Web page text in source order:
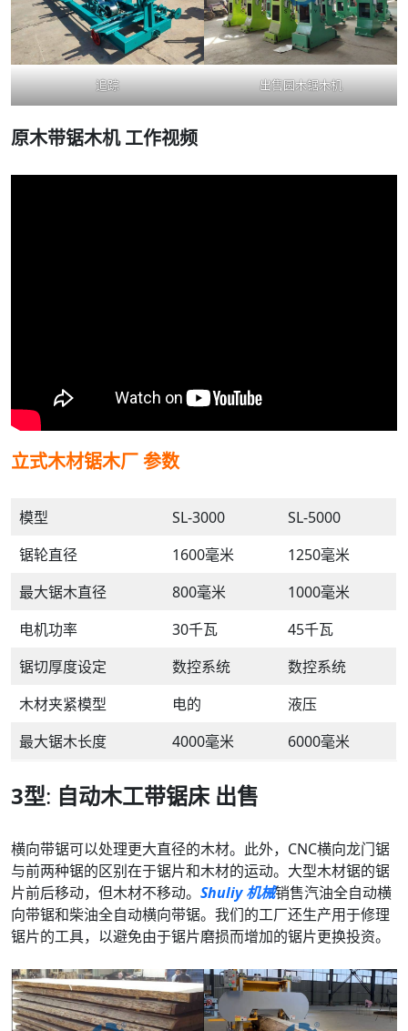
追踪 出售圆木锯木机
原木带锯木机 工作视频
立式木材锯木厂参数
模型 SL-3000
SL-5000
锯轮直径
1600毫米
1250毫米
最大锯木直径
800毫米
1000毫米
电机功率
30千瓦
45千瓦
锯切厚度设定
数控系统
数控系统
木材夹紧模型
电的
液压
最大锯木长度
4000毫米 6000毫米
3型: 自动木工带锯床 出售
横向带锯可以处理更大直径的木材。此外，CNC横向龙门锯
与前两种锯的区别在于锯片和木材的运动。大型木材锯的锯
片前后移动，但木材不移动。 Shuliy 机械销售汽油全自动横
向带锯和柴油全自动横向带锯。我们的工厂还生产用于修理
锯片的工具，以避免由于锯片磨损而增加的锯片更换投资。